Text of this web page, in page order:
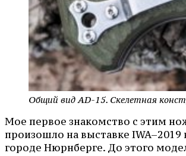
Общий вид AD-15. Скелетная
Мое первое знакомство с этим
произошло на выставке IWA–2019
городе Нюрнберге. До этого